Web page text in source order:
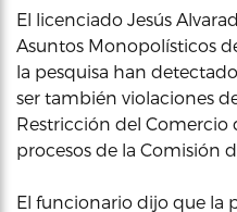
El licenciado Jesús
Asuntos Monopolísticos
la pesquisa han
ser también violaciones
Restricción del Comercio
procesos de la Comisión
El funcionario dijo que la